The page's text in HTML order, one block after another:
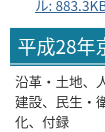
ル:
平成28年
沿革・土地、
建設、民生・
化、付録